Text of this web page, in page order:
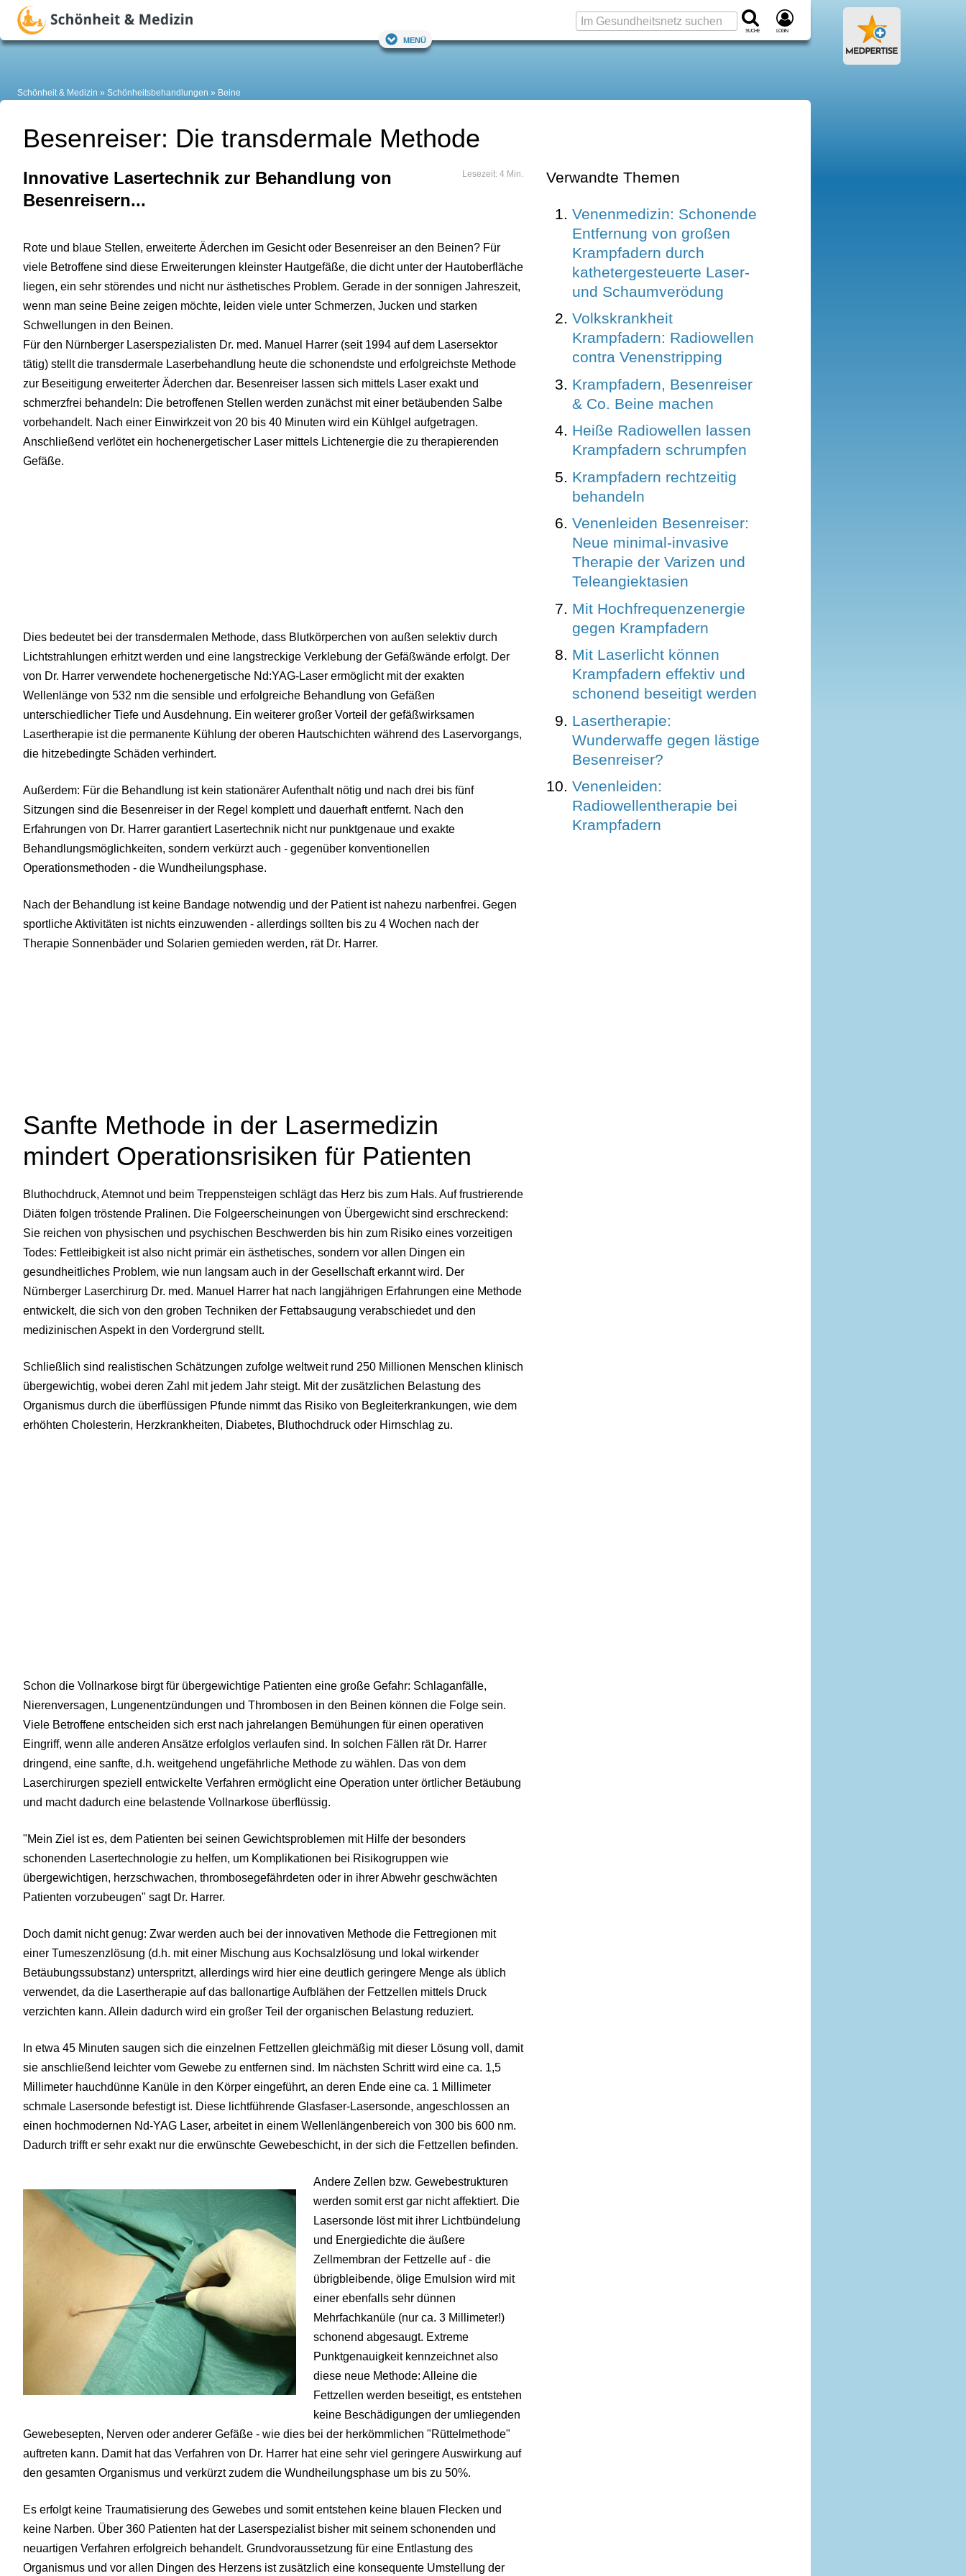
Suche Login
Menü
Schönheit & Medizin Schönheitsbehandlungen Beine
Besenreiser: Die transdermale Methode
Lesezeit: 4 Min.
Innovative Lasertechnik zur Behandlung von
Besenreisern...
Rote und blaue Stellen, erweiterte Äderchen im Gesicht oder Besenreiser an den Beinen? Für
viele Betroffene sind diese Erweiterungen kleinster Hautgefäße, die dicht unter der Hautoberfläche
liegen, ein sehr störendes und nicht nur ästhetisches Problem. Gerade in der sonnigen Jahreszeit,
wenn man seine Beine zeigen möchte, leiden viele unter Schmerzen, Jucken und starken
Schwellungen in den Beinen.
Für den Nürnberger Laserspezialisten Dr. med. Manuel Harrer (seit 1994 auf dem Lasersektor
tätig) stellt die transdermale Laserbehandlung heute die schonendste und erfolgreichste Methode
zur Beseitigung erweiterter Äderchen dar. Besenreiser lassen sich mittels Laser exakt und
schmerzfrei behandeln: Die betroffenen Stellen werden zunächst mit einer betäubenden Salbe
vorbehandelt. Nach einer Einwirkzeit von 20 bis 40 Minuten wird ein Kühlgel aufgetragen.
Anschließend verlötet ein hochenergetischer Laser mittels Lichtenergie die zu therapierenden
Gefäße.
Dies bedeutet bei der transdermalen Methode, dass Blutkörperchen von außen selektiv durch
Lichtstrahlungen erhitzt werden und eine langstreckige Verklebung der Gefäßwände erfolgt. Der
von Dr. Harrer verwendete hochenergetische Nd:YAG-Laser ermöglicht mit der exakten
Wellenlänge von 532 nm die sensible und erfolgreiche Behandlung von Gefäßen
unterschiedlicher Tiefe und Ausdehnung. Ein weiterer großer Vorteil der gefäßwirksamen
Lasertherapie ist die permanente Kühlung der oberen Hautschichten während des Laservorgangs,
die hitzebedingte Schäden verhindert.
Außerdem: Für die Behandlung ist kein stationärer Aufenthalt nötig und nach drei bis fünf
Sitzungen sind die Besenreiser in der Regel komplett und dauerhaft entfernt. Nach den
Erfahrungen von Dr. Harrer garantiert Lasertechnik nicht nur punktgenaue und exakte
Behandlungsmöglichkeiten, sondern verkürzt auch - gegenüber konventionellen
Operationsmethoden - die Wundheilungsphase.
Nach der Behandlung ist keine Bandage notwendig und der Patient ist nahezu narbenfrei. Gegen
sportliche Aktivitäten ist nichts einzuwenden - allerdings sollten bis zu 4 Wochen nach der
Therapie Sonnenbäder und Solarien gemieden werden, rät Dr. Harrer.
Sanfte Methode in der Lasermedizin
mindert Operationsrisiken für Patienten
Bluthochdruck, Atemnot und beim Treppensteigen schlägt das Herz bis zum Hals. Auf frustrierende
Diäten folgen tröstende Pralinen. Die Folgeerscheinungen von Übergewicht sind erschreckend:
Sie reichen von physischen und psychischen Beschwerden bis hin zum Risiko eines vorzeitigen
Todes: Fettleibigkeit ist also nicht primär ein ästhetisches, sondern vor allen Dingen ein
gesundheitliches Problem, wie nun langsam auch in der Gesellschaft erkannt wird. Der
Nürnberger Laserchirurg Dr. med. Manuel Harrer hat nach langjährigen Erfahrungen eine Methode
entwickelt, die sich von den groben Techniken der Fettabsaugung verabschiedet und den
medizinischen Aspekt in den Vordergrund stellt.
Schließlich sind realistischen Schätzungen zufolge weltweit rund 250 Millionen Menschen klinisch
übergewichtig, wobei deren Zahl mit jedem Jahr steigt. Mit der zusätzlichen Belastung des
Organismus durch die überflüssigen Pfunde nimmt das Risiko von Begleiterkrankungen, wie dem
erhöhten Cholesterin, Herzkrankheiten, Diabetes, Bluthochdruck oder Hirnschlag zu.
Schon die Vollnarkose birgt für übergewichtige Patienten eine große Gefahr: Schlaganfälle,
Nierenversagen, Lungenentzündungen und Thrombosen in den Beinen können die Folge sein.
Viele Betroffene entscheiden sich erst nach jahrelangen Bemühungen für einen operativen
Eingriff, wenn alle anderen Ansätze erfolglos verlaufen sind. In solchen Fällen rät Dr. Harrer
dringend, eine sanfte, d.h. weitgehend ungefährliche Methode zu wählen. Das von dem
Laserchirurgen speziell entwickelte Verfahren ermöglicht eine Operation unter örtlicher Betäubung
und macht dadurch eine belastende Vollnarkose überflüssig.
"Mein Ziel ist es, dem Patienten bei seinen Gewichtsproblemen mit Hilfe der besonders
schonenden Lasertechnologie zu helfen, um Komplikationen bei Risikogruppen wie
übergewichtigen, herzschwachen, thrombosegefährdeten oder in ihrer Abwehr geschwächten
Patienten vorzubeugen" sagt Dr. Harrer.
Doch damit nicht genug: Zwar werden auch bei der innovativen Methode die Fettregionen mit
einer Tumeszenzlösung (d.h. mit einer Mischung aus Kochsalzlösung und lokal wirkender
Betäubungssubstanz) unterspritzt, allerdings wird hier eine deutlich geringere Menge als üblich
verwendet, da die Lasertherapie auf das ballonartige Aufblähen der Fettzellen mittels Druck
verzichten kann. Allein dadurch wird ein großer Teil der organischen Belastung reduziert.
In etwa 45 Minuten saugen sich die einzelnen Fettzellen gleichmäßig mit dieser Lösung voll, damit
sie anschließend leichter vom Gewebe zu entfernen sind. Im nächsten Schritt wird eine ca. 1,5
Millimeter hauchdünne Kanüle in den Körper eingeführt, an deren Ende eine ca. 1 Millimeter
schmale Lasersonde befestigt ist. Diese lichtführende Glasfaser-Lasersonde, angeschlossen an
einen hochmodernen Nd-YAG Laser, arbeitet in einem Wellenlängenbereich von 300 bis 600 nm.
Dadurch trifft er sehr exakt nur die erwünschte Gewebeschicht, in der sich die Fettzellen befinden.
Andere Zellen bzw. Gewebestrukturen
werden somit erst gar nicht affektiert. Die
Lasersonde löst mit ihrer Lichtbündelung
und Energiedichte die äußere
Zellmembran der Fettzelle auf - die
übrigbleibende, ölige Emulsion wird mit
einer ebenfalls sehr dünnen
Mehrfachkanüle (nur ca. 3 Millimeter!)
schonend abgesaugt. Extreme
Punktgenauigkeit kennzeichnet also
diese neue Methode: Alleine die
Fettzellen werden beseitigt, es entstehen
keine Beschädigungen der umliegenden
Gewebesepten, Nerven oder anderer Gefäße - wie dies bei der herkömmlichen "Rüttelmethode"
auftreten kann. Damit hat das Verfahren von Dr. Harrer hat eine sehr viel geringere Auswirkung auf
den gesamten Organismus und verkürzt zudem die Wundheilungsphase um bis zu 50%.
Es erfolgt keine Traumatisierung des Gewebes und somit entstehen keine blauen Flecken und
keine Narben. Über 360 Patienten hat der Laserspezialist bisher mit seinem schonenden und
neuartigen Verfahren erfolgreich behandelt. Grundvoraussetzung für eine Entlastung des
Organismus und vor allen Dingen des Herzens ist zusätzlich eine konsequente Umstellung der
Verwandte Themen
Venenmedizin: Schonende
Entfernung von großen
Krampfadern durch
kathetergesteuerte Laser-
und Schaumverödung
Volkskrankheit
Krampfadern: Radiowellen
contra Venenstripping
Krampfadern, Besenreiser
& Co. Beine machen
Heiße Radiowellen lassen
Krampfadern schrumpfen
Krampfadern rechtzeitig
behandeln
Venenleiden Besenreiser:
Neue minimal-invasive
Therapie der Varizen und
Teleangiektasien
Mit Hochfrequenzenergie
gegen Krampfadern
Mit Laserlicht können
Krampfadern effektiv und
schonend beseitigt werden
Lasertherapie:
Wunderwaffe gegen lästige
Besenreiser?
Venenleiden:
Radiowellentherapie bei
Krampfadern